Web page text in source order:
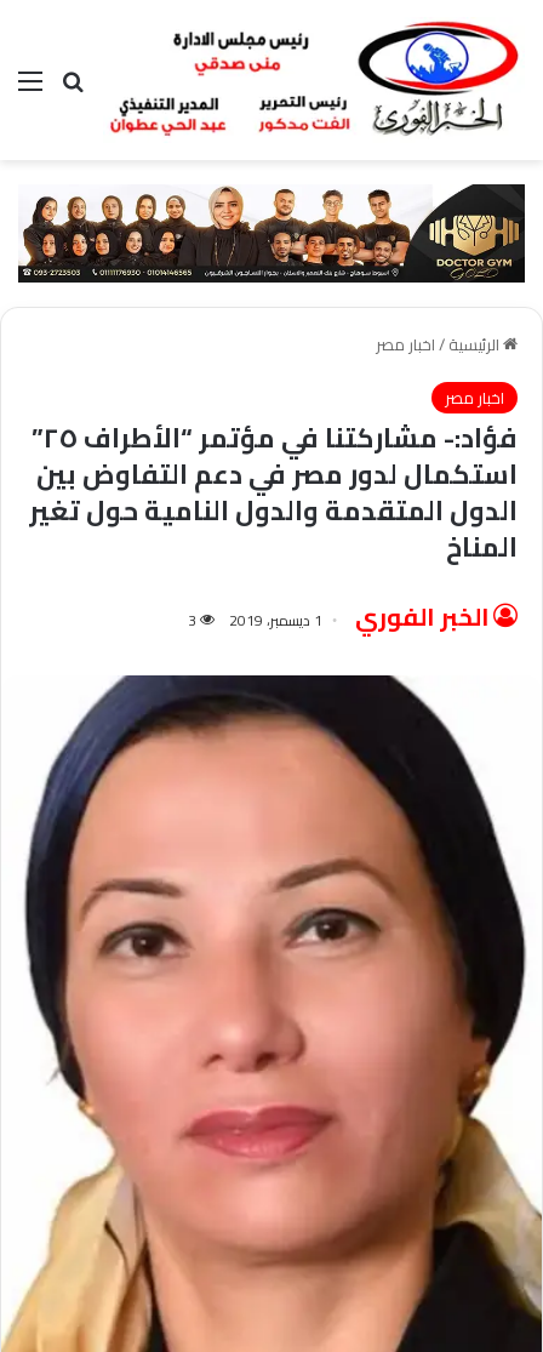
بحث عن
الرئيسية/اخبار مصر
اخبار مصر
فؤاد:- مشاركتنا في مؤتمر “الأطراف ٢٥”
استكمال لدور مصر في دعم التفاوض بين
الدول المتقدمة والدول النامية حول تغير
المناخ
الخبر الفوري 1 ديسمبر، 2019 3